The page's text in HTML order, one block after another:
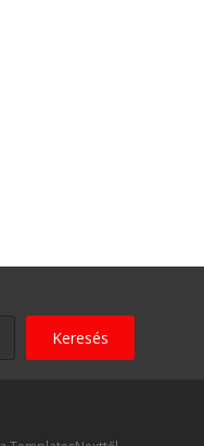
Keresés